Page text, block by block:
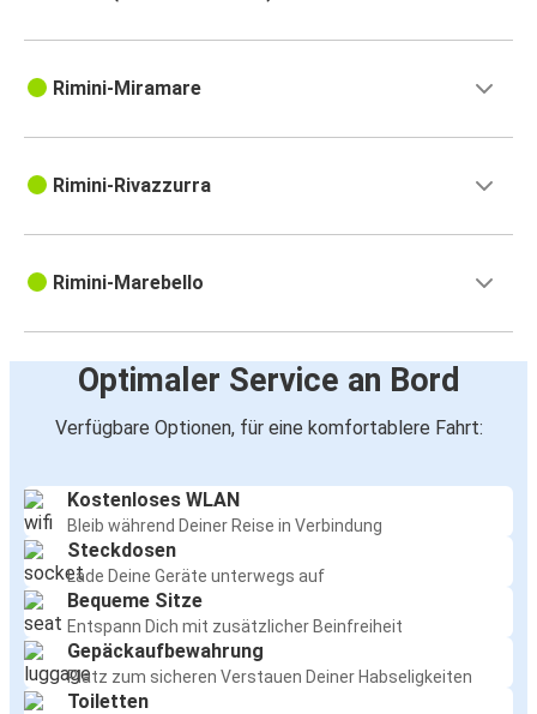
Rimini-Miramare
Rimini-Rivazzurra
Rimini-Marebello
Optimaler Service an Bord
Verfügbare Optionen, für eine komfortablere Fahrt:
Kostenloses WLAN
Bleib während Deiner Reise in Verbindung
Steckdosen
Lade Deine Geräte unterwegs auf
Bequeme Sitze
Entspann Dich mit zusätzlicher Beinfreiheit
Gepäckaufbewahrung
Platz zum sicheren Verstauen Deiner Habseligkeiten
Toiletten